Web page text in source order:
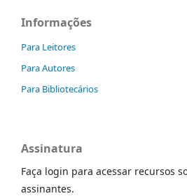
Informações
Para Leitores
Para Autores
Para Bibliotecários
Assinatura
Faça login para acessar recursos
assinantes.